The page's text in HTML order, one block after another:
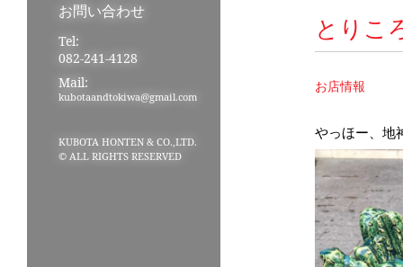
お問い合わせ
Tel:
082-241-4128
Mail:
kubotaandtokiwa@gmail.com
KUBOTA HONTEN & CO.,LTD.
© ALL RIGHTS RESERVED
とりこ
お店情報
やっほー、地